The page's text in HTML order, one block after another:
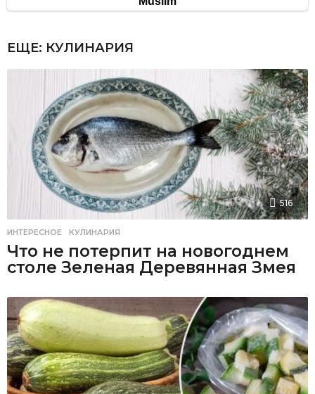
ЕЩЕ: КУЛИНАРИЯ
516
ИНТЕРЕСНОЕ ,КУЛИНАРИЯ
Что не потерпит на новогоднем
столе Зеленая Деревянная Змея